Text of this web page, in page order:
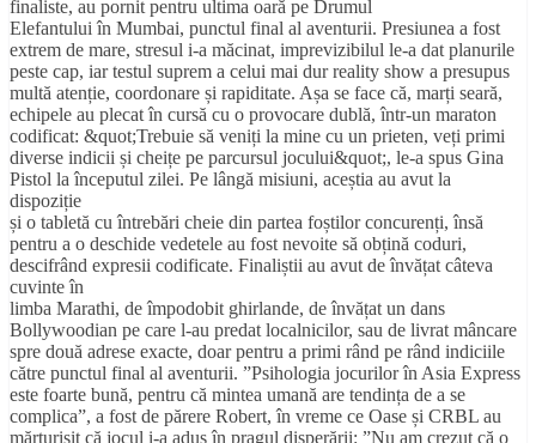
finaliste, au pornit pentru ultima oară pe Drumul
Elefantului în Mumbai, punctul final al aventurii. Presiunea a fost
extrem de mare, stresul i-a măcinat, imprevizibilul le-a dat planurile
peste cap, iar testul suprem a celui mai dur reality show a presupus
multă atenție, coordonare și rapiditate. Așa se face că, marți seară,
echipele au plecat în cursă cu o provocare dublă, într-un maraton
codificat: &quot;Trebuie să veniți la mine cu un prieten, veți primi
diverse indicii și cheițe pe parcursul jocului&quot;, le-a spus Gina
Pistol la începutul zilei. Pe lângă misiuni, aceștia au avut la
dispoziție
și o tabletă cu întrebări cheie din partea foștilor concurenți, însă
pentru a o deschide vedetele au fost nevoite să obțină coduri,
descifrând expresii codificate. Finaliștii au avut de învățat câteva
cuvinte în
limba Marathi, de împodobit ghirlande, de învățat un dans
Bollywoodian pe care l-au predat localnicilor, sau de livrat mâncare
spre două adrese exacte, doar pentru a primi rând pe rând indiciile
către punctul final al aventurii. ”Psihologia jocurilor în Asia Express
este foarte bună, pentru că mintea umană are tendința de a se
complica”, a fost de părere Robert, în vreme ce Oase și CRBL au
mărturisit că jocul i-a adus în pragul disperării: ”Nu am crezut că o